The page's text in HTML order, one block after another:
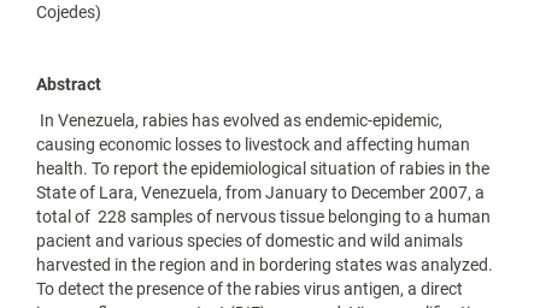
Cojedes)
Abstract
In Venezuela, rabies has evolved as endemic-epidemic,
causing economic losses to livestock and affecting human
health. To report the epidemiological situation of rabies in the
State of Lara, Venezuela, from January to December 2007, a
total of 228 samples of nervous tissue belonging to a human
pacient and various species of domestic and wild animals
harvested in the region and in bordering states was analyzed.
To detect the presence of the rabies virus antigen, a direct